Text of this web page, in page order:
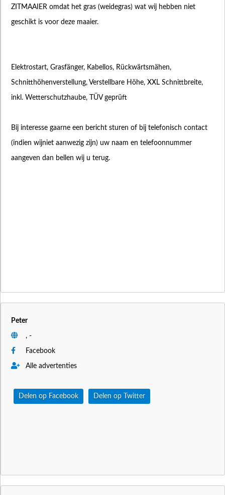
ZITMAAIER omdat het gras (weidegras) wat wij hebben niet
geschikt is voor deze maaier.
Elektrostart, Grasfänger, Kabellos, Rückwärtsmähen,
Schnitthöhenverstellung, Verstellbare Höhe, XXL Schnittbreite,
inkl. Wetterschutzhaube, TÜV geprüft
Bij interesse gaarne een bericht sturen of bij telefonisch contact
(indien wijniet aanwezig zijn) uw naam en telefoonnummer
aangeven dan bellen wij u terug.
Peter
, -
Facebook
Alle advertenties
Delen op Facebook Delen op Twitter